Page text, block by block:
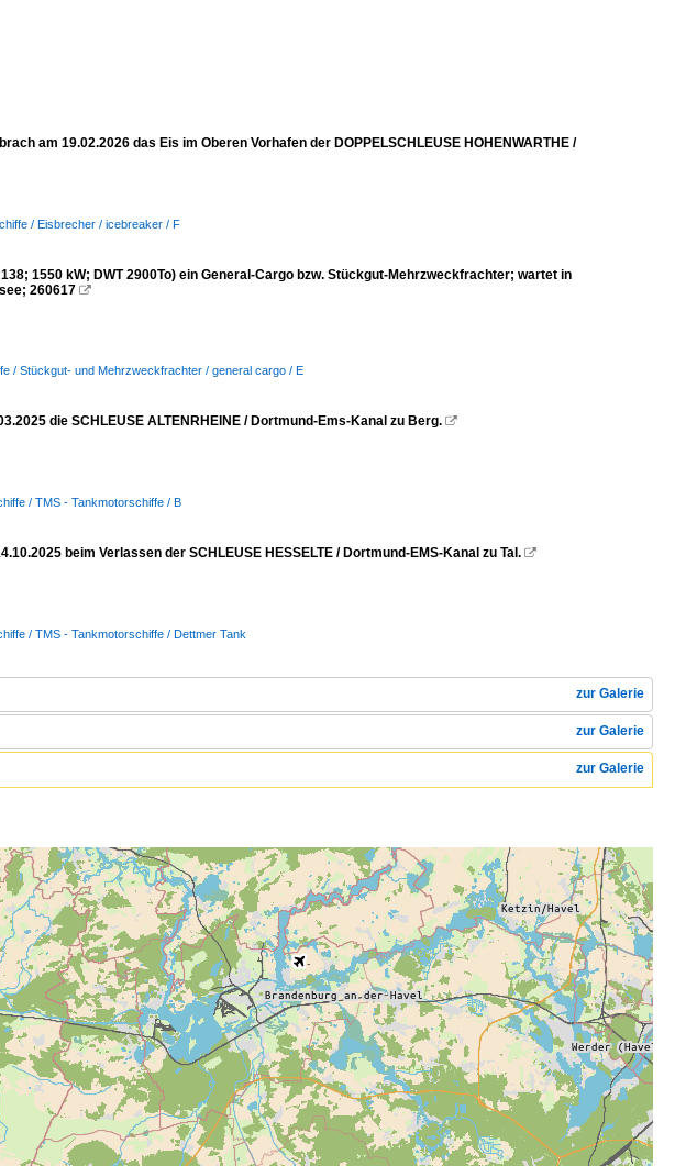
am 19.02.2026 das Eis im Oberen Vorhafen der DOPPELSCHLEUSE HOHENWARTHE /
/ Eisbrecher / icebreaker / F
1550 kW; DWT 2900To) ein General-Cargo bzw. Stückgut-Mehrzweckfrachter; wartet in
260617 
/ Stückgut- und Mehrzweckfrachter / general cargo / E
die SCHLEUSE ALTENRHEINE / Dortmund-Ems-Kanal zu Berg. 
/ TMS - Tankmotorschiffe / B
beim Verlassen der SCHLEUSE HESSELTE / Dortmund-EMS-Kanal zu Tal. 
/ TMS - Tankmotorschiffe / Dettmer Tank
zur Galerie
zur Galerie
zur Galerie